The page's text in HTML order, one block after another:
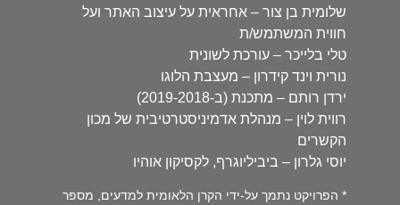
שלומית בן צור – אחראית על עיצוב האתר ועל
חווית המשתמש/ת
טלי בלייכר – עורכת לשונית
נורית וינד קידרון – מעצבת הלוגו
ירדן רותם – מתכנת (ב-2019-2018)
רווית לוין – מנהלת אדמיניסטרטיבית של מכון
הקשרים
יוסי גלרון – ביביליוגרף, לקסיקון אוהיו
* הפרויקט נתמך על-ידי הקרן הלאומית למדעים, מספר